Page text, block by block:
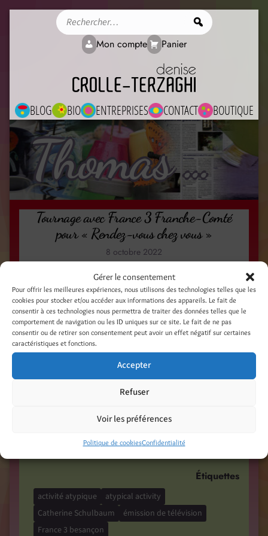
Gérer le consentement
Pour offrir les meilleures expériences, nous utilisons des technologies telles que les
cookies pour stocker et/ou accéder aux informations des appareils. Le fait de
consentir à ces technologies nous permettra de traiter des données telles que le
comportement de navigation ou les ID uniques sur ce site. Le fait de ne pas
consentir ou de retirer son consentement peut avoir un effet négatif sur certaines
caractéristiques et fonctions.
Accepter
Refuser
Voir les préférences
Politique de cookiesConfidentialité
BLOG BIO ENTREPRISES CONTACT BOUTIQUE
Mon compte Panier
Thomas Hardy
Tournage avec France 3 Franche-Comté
pour « Rendez-vous chez vous »
8 octobre 2022
Belle surprise cette semaine. Une équipe de
France 3 Franche Comté (journaliste Catherine
Schulbaum, opérateur de prises de vues Greg
Adnot, preneur de son Thomas Hardy) est venue
tourner dans mon atelier et également dans le
village de Chaux pour « Rendez-vous chez vous »,
une émission journalière de proximité, sur des
sujets insolites et des activités […]
On en parle ! Presse - Web - TV
Étiquettes
activité atypique
atypical activity
Catherine Schulbaum
émission de télévision
France 3 besançon